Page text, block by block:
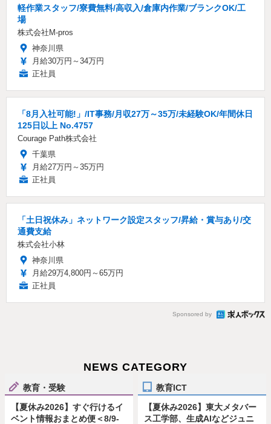
軽作業スタッフ/寮費無料/高収入/倉庫内作業/ブランクOK/工
場
株式会社M-pros
神奈川県
月給30万円～34万円
正社員
「8月入社可能!」/IT事務/月収27万～35万/未経験OK/年間休日
125日以上 No.4757
Courage Path株式会社
千葉県
月給27万円～35万円
正社員
「土日祝休み」ネットワーク設定スタッフ/昇給・賞与あり/交
通費支給
株式会社小林
神奈川県
月給29万4,800円～65万円
正社員
Sponsored by
NEWS CATEGORY
教育・受験
【夏休み2026】すぐ行けるイ
ベント情報おまとめ便＜8/9-
教育ICT
【夏休み2026】東大メタバー
ス工学部、生成AIなどジュニ